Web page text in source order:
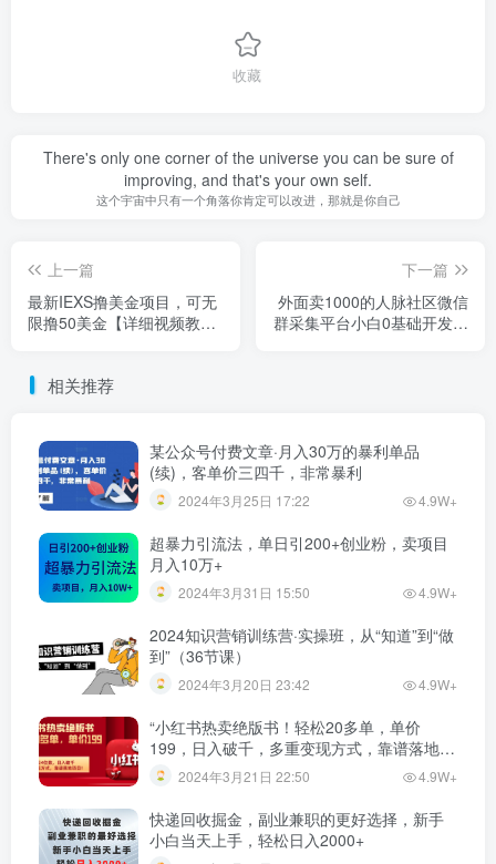
收藏
There's only one corner of the universe you can be sure of
improving, and that's your own self.
这个宇宙中只有一个角落你肯定可以改进，那就是你自己
上一篇
最新IEXS撸美金项目，可无
限撸50美金【详细视频教
下一篇
外面卖1000的人脉社区微信
群采集平台小白0基础开发教
相关推荐
某公众号付费文章·月入30万的暴利单品
(续)，客单价三四千，非常暴利
2024年3月25日 17:22 4.9W+
超暴力引流法，单日引200+创业粉，卖项目
月入10万+
2024年3月31日 15:50 4.9W+
2024知识营销训练营·实操班，从“知道”到“做
到”（36节课）
2024年3月20日 23:42 4.9W+
“小红书热卖绝版书！轻松20多单，单价
199，日入破千，多重变现方式，靠谱落地项
目！”2024年3月21日 22:50 4.9W+
快递回收掘金，副业兼职的更好选择，新手
小白当天上手，轻松日入2000+